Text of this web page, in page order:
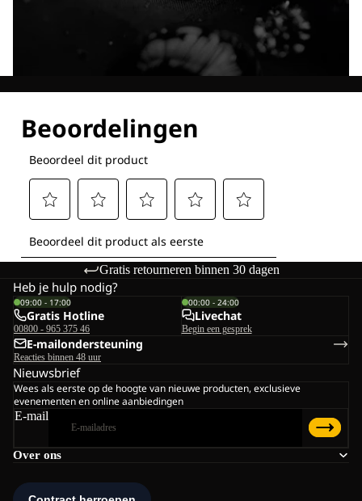
Gratis retourneren binnen 30 dagen
Over ons
Heb je hulp nodig?
09:00 - 17:00
Gratis Hotline
00800 - 965 375 46
00:00 - 24:00
Livechat
Begin een gesprek
E-mailondersteuning
Reacties binnen 48 uur
Nieuwsbrief
Wees als eerste op de hoogte van nieuwe producten, exclusieve
evenementen en online aanbiedingen
E-mail